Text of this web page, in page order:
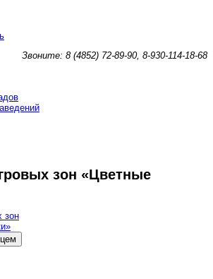
Звоните: 8 (4852) 72-89-90, 8-930-114-18-68
зон «Цветные